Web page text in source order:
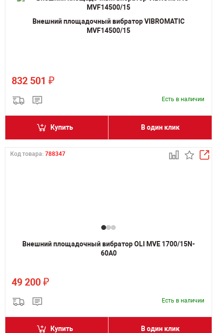
Внешний площадочный вибратор VIBROMATIC
MVF14500/15
832 501 ₽
Есть в наличии
Купить В один клик
Код товара: 788347
Внешний площадочный вибратор OLI MVE 1700/15N-
60A0
49 200 ₽
Есть в наличии
Купить В один клик